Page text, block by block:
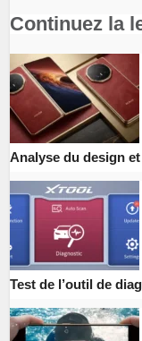
Continuez la
Analyse du design
Test de l’outil de